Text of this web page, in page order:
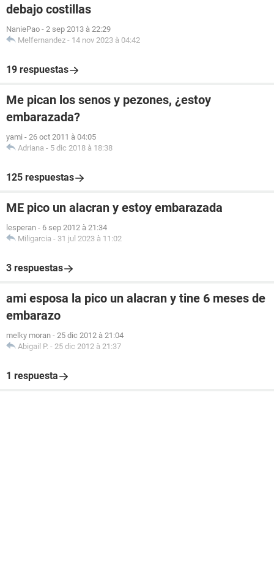
debajo costillas
NaniePao - 2 sep 2013 à 22:29
Melfernandez - 14 nov 2023 à 04:42
19 respuestas
Me pican los senos y pezones, ¿estoy
embarazada?
yami - 26 oct 2011 à 04:05
Adriana - 5 dic 2018 à 18:38
125 respuestas
ME pico un alacran y estoy embarazada
lesperan - 6 sep 2012 à 21:34
Miligarcia - 31 jul 2023 à 11:02
3 respuestas
ami esposa la pico un alacran y tine 6 meses de
embarazo
melky moran - 25 dic 2012 à 21:04
Abigail P. - 25 dic 2012 à 21:37
1 respuesta